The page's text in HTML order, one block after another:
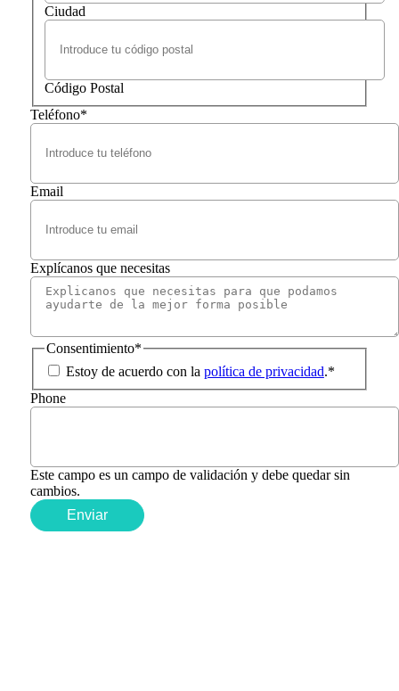
Ciudad
Código Postal
Teléfono*
Email
Explícanos que necesitas
Consentimiento*
Estoy de acuerdo con la política de privacidad.*
Phone
Este campo es un campo de validación y debe quedar sin
cambios.